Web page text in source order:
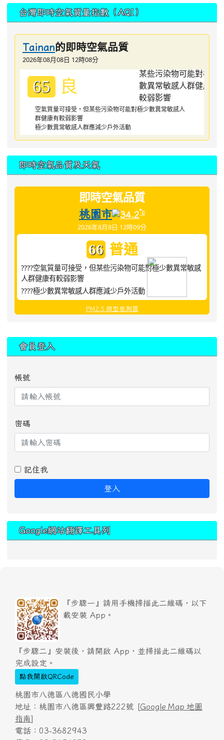
台灣即時空氣質量指數（AQI）
Tainan的即時空氣品質
2026年08月08日 12時08分
65 良
空氣質量可接受，但某些污染物可能對極少數異常敏感人
群健康有較弱影響
極少數異常敏感人群應減少戶外活動
即時空氣品質及天氣
即時空氣品質
桃園市 34.2°c
2026年8月8日 12時09分
66 普通
????空氣質量可接受，但某些污染物可能對極少數異常敏感
人群健康有較弱影響
????極少數異常敏感人群應減少戶外活動
PM2.5 微型感測器
會員登入
帳號
密碼
記住我
登入
Google網站翻譯工具列
『步驟一』請用手機掃描此二維碼，以下
載安裝 App。
『步驟二』安裝後，請開啟 App，並掃描此二維碼以
完成設定。
點我開啟QRCode
桃園市八德區八德國民小學
地址：桃園市八德區興豐路222號 [Google Map 地圖
指南]
電話：03-3682943